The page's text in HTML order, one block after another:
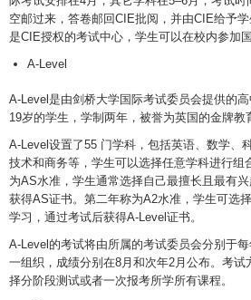
空邮过来，答卷邮回CIE批阅，并由CIE给予
是CIE授权的考试中心，学生可以在校内参加国
A-Level
A-Level是由剑桥大学国际考试委员会提供的
19岁的学生，学制两年，被誉为英国的金牌教
A-Level设置了55 门学科，包括英语、数学、
技术和商务等，学生可以选择任意学科进行组
为AS水准，学生通常选择自己最擅长且最有
获得AS证书。第二年称为A2水准，学生可选
学习，通过考试后获得A-Level证书。
A-Level的考试将由所属的考试委员会分别于
一组织，成绩分别在8月和次年2月公布。考
择分阶段测试或者一次报考所学所有课程。